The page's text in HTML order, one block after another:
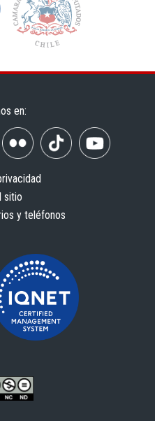
en:
sitio
y teléfonos